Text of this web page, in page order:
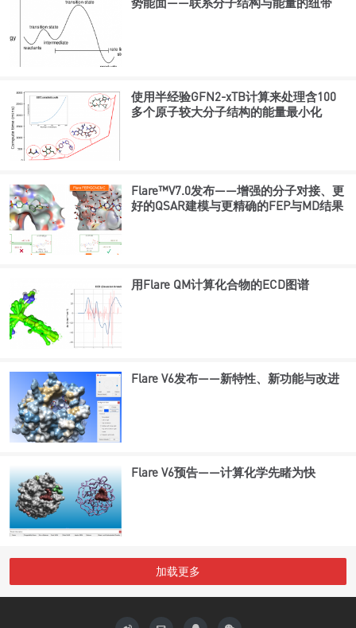
使用半经验GFN2-xTB计算来处理含100
多个原子较大分子结构的能量最小化
Flare™V7.0发布——增强的分子对接、更
好的QSAR建模与更精确的FEP与MD结果
用Flare QM计算化合物的ECD图谱
Flare V6发布——新特性、新功能与改进
Flare V6预告——计算化学先睹为快
加载更多